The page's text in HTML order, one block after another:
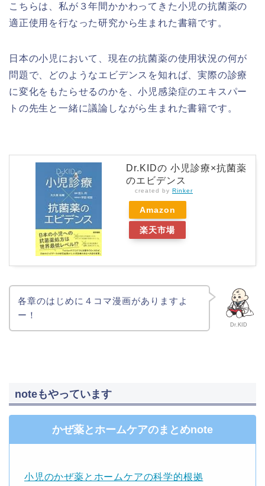
こちらは、私が３年間かかわってきた小児の抗菌薬の
適正使用を行なった研究から生まれた書籍です。
日本の小児において、現在の抗菌薬の使用状況の何が
問題で、どのようなエビデンスを知れば、実際の診療
に変化をもたらせるのかを、小児感染症のエキスパー
トの先生と一緒に議論しながら生まれた書籍です。
Dr.KIDの 小児診療×抗菌薬
のエビデンス
created by Rinker
Amazon
楽天市場
Dr.KID
各章のはじめに４コマ漫画がありますよ
ー！
noteもやっています
かぜ薬とホームケアのまとめnote
小児のかぜ薬とホームケアの科学的根拠